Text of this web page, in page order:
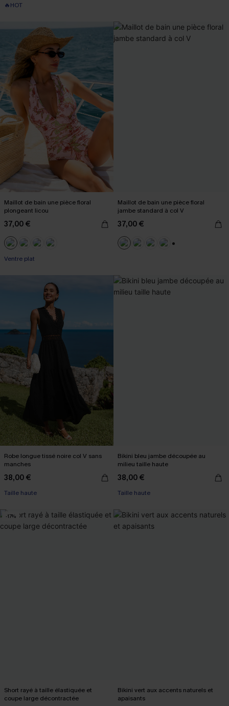
🔥HOT
Maillot de bain une pièce floral
plongeant licou
37,00 €
Ventre plat
Maillot de bain une pièce floral
jambe standard à col V
37,00 €
Robe longue tissé noire col V sans
manches
38,00 €
Taille haute
Bikini bleu jambe découpée au
milieu taille haute
38,00 €
Taille haute
-17%
Short rayé à taille élastiquée et
coupe large décontractée
Bikini vert aux accents naturels et
apaisants